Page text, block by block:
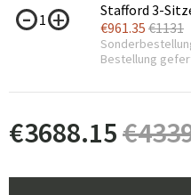
1
Stafford 3-
€961.35 €1131
Bestellung
€3688.15€